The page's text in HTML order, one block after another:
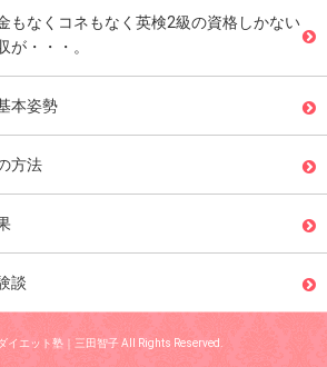
もなくコネもなく英検2級の資格しかない
が・・・。
本姿勢
方法
談
イエット塾｜三田智子 All Rights Reserved.